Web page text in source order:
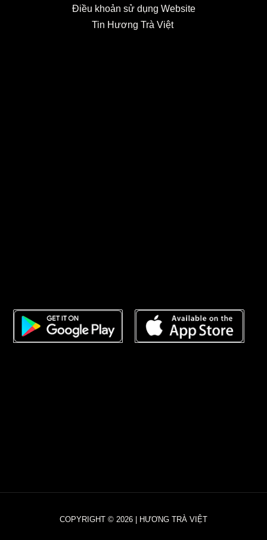
Điều khoản sử dụng Website
Tin Hương Trà Việt
COPYRIGHT © 2026 | HƯƠNG TRÀ VIỆT